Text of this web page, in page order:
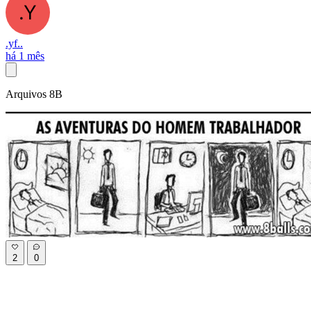
.yf..
há 1 mês
Arquivos 8B
2 0